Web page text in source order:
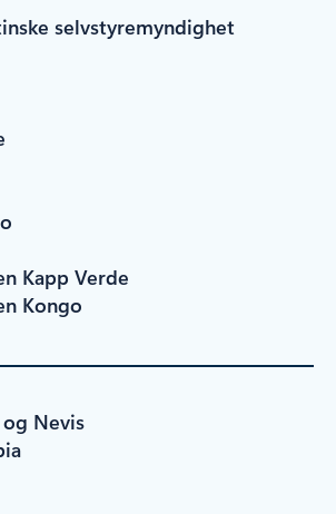
selvstyremyndighet
Kapp Verde
Kongo
Nevis